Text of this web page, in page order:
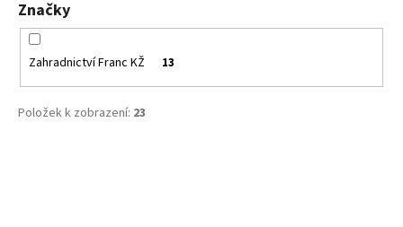
Značky
Zahradnictví Franc KŽ 13
Položek k zobrazení: 23